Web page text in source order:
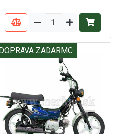
DOPRAVA ZADARMO